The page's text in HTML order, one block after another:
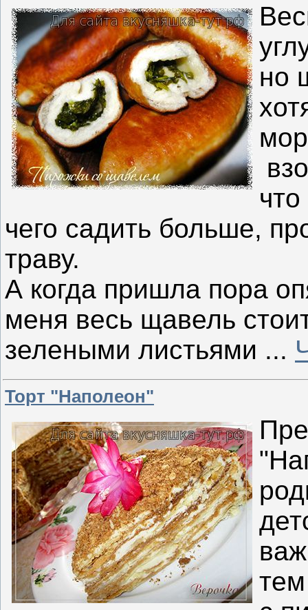
но
чего садить больше,
траву.
А когда пришла пора
меня весь щавель
зелеными листьями ...
Торт "Наполеон"